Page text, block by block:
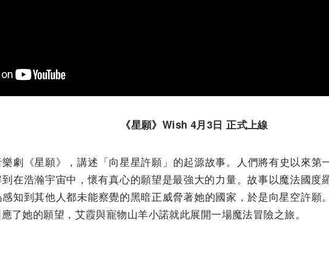
《星願》Wish 4月3日 正式上線
劇《星願》，講述「向星星許願」的起源故事。
人們將有史以來第
到在浩瀚宇宙中，懷有真心的願望是最強大的力量。故事以魔法國度
知到其他人都未能察覺的黑暗正威脅著她的國家，於是向星空許願
了她的願望， 艾霞與寵物山羊小諾就此展開一場魔法冒險之旅。